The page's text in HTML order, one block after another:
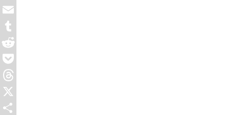
WhatsApp
Email
Tumblr
Reddit
Pocket
Threads
X